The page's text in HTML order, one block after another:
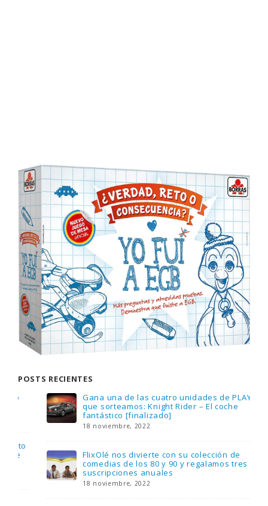
POSTS RECIENTES
Gana una de las cuatro unidades de PLAYMOBIL
que sorteamos: Knight Rider – El coche
fantástico [finalizado]
18 noviembre, 2022
FlixOlé nos divierte con su colección de
comedias de los 80 y 90 y regalamos tres
suscripciones anuales
18 noviembre, 2022